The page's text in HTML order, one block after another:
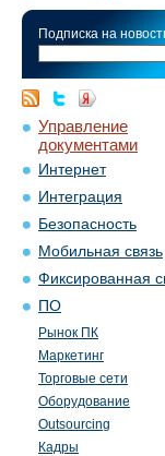
Подписка на
Управление
документами
Интернет
Интеграция
Безопасность
Мобильная связь
Фиксированная
ПО
Рынок ПК
Маркетинг
Торговые сети
Оборудование
Outsourcing
Кадры